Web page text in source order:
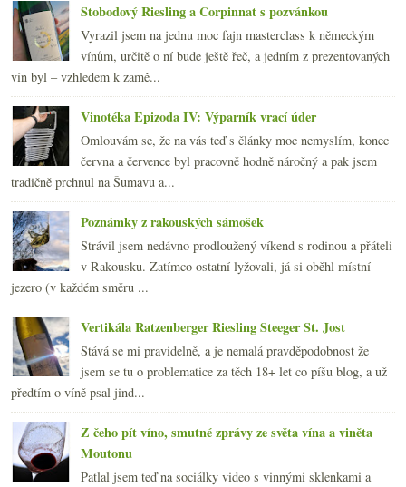
Stobodový Riesling a Corpinnat s pozvánkou
Vyrazil jsem na jednu moc fajn masterclass k německým
vínům, určitě o ní bude ještě řeč, a jedním z prezentovaných
vín byl – vzhledem k zamě...
Vinotéka Epizoda IV: Výparník vrací úder
Omlouvám se, že na vás teď s články moc nemyslím, konec
června a července byl pracovně hodně náročný a pak jsem
tradičně prchnul na Šumavu a...
Poznámky z rakouských sámošek
Strávil jsem nedávno prodloužený víkend s rodinou a přáteli
v Rakousku. Zatímco ostatní lyžovali, já si oběhl místní
jezero (v každém směru ...
Vertikála Ratzenberger Riesling Steeger St. Jost
Stává se mi pravidelně, a je nemalá pravděpodobnost že
jsem se tu o problematice za těch 18+ let co píšu blog, a už
předtím o víně psal jind...
Z čeho pít víno, smutné zprávy ze světa vína a viněta
Moutonu
Patlal jsem teď na sociálky video s vinnými sklenkami a